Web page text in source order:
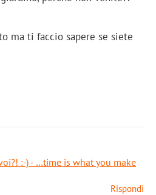
ma ti faccio sapere se siete
:-) - …time is what you make
Rispondi